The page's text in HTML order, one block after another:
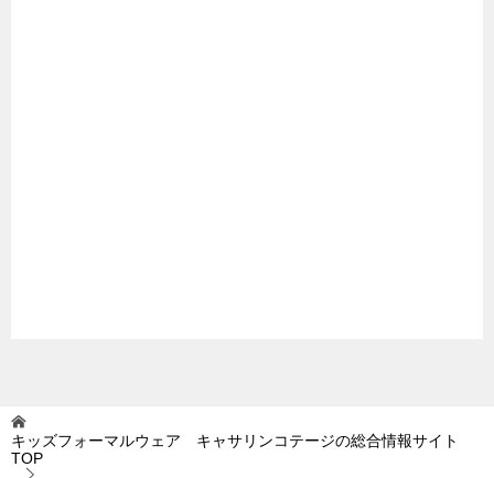
キッズフォーマルウェア キャサリンコテージの総合情報サイト
TOP